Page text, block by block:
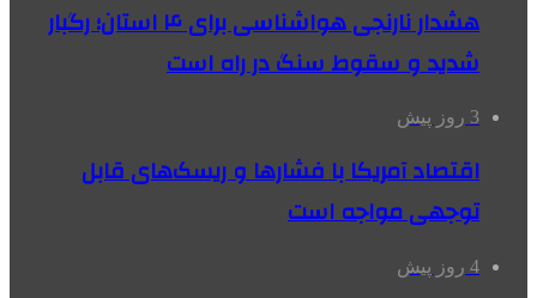
هشدار نارنجی هواشناسی برای ۴ استان؛ رگبار
شدید و سقوط سنگ در راه است
3 روز پیش
اقتصاد آمریکا با فشارها و ریسک‌های قابل
توجهی مواجه است
4 روز پیش